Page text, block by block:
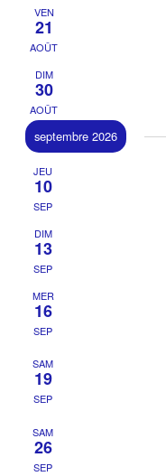
VEN
21
AOÛT
DIM
30
AOÛT
septembre 2026
JEU
10
SEP
DIM
13
SEP
MER
16
SEP
SAM
19
SEP
SAM
26
SEP